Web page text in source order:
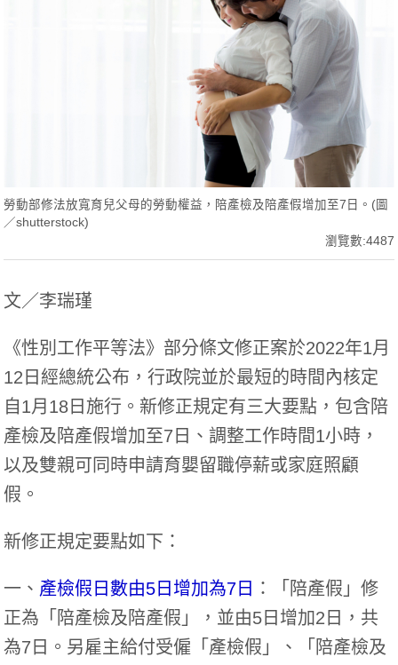
勞動部修法放寬育兒父母的勞動權益，陪產檢及陪產假增加至7日。(圖
／shutterstock)
瀏覽數:4487
文／李瑞瑾
《性別工作平等法》部分條文修正案於2022年1月
12日經總統公布，行政院並於最短的時間內核定
自1月18日施行。新修正規定有三大要點，包含陪
產檢及陪產假增加至7日、調整工作時間1小時，
以及雙親可同時申請育嬰留職停薪或家庭照顧
假。
新修正規定要點如下：
一、 產檢假日數由5日增加為7日 ：「陪產假」修
正為「陪產檢及陪產假」，並由5日增加2日，共
為7日。另雇主給付受僱「產檢假」、「陪產檢及